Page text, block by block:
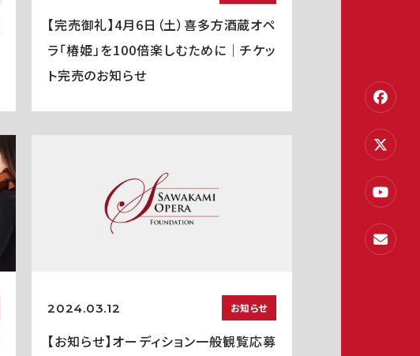
【完売御礼】4月6日（土）喜多方酒蔵オペ
ラ「椿姫」を100倍楽しむために｜チケッ
ト完売のお知らせ
2024.03.12 お知らせ
【お知らせ】オーディション一般観覧応募